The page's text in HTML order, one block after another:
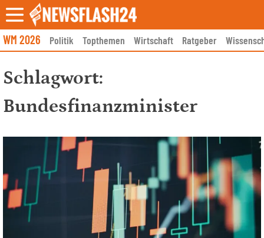
Skip
to
content
WM 2026 Politik Topthemen Wirtschaft Ratgeber
Schlagwort:
Bundesfinanzminister